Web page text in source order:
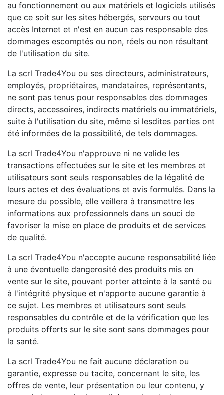
au fonctionnement ou aux matériels et logiciels utilisés
que ce soit sur les sites hébergés, serveurs ou tout
accès Internet et n'est en aucun cas responsable des
dommages escomptés ou non, réels ou non résultant
de l'utilisation du site.
La scrl Trade4You ou ses directeurs, administrateurs,
employés, propriétaires, mandataires, représentants,
ne sont pas tenus pour responsables des dommages
directs, accessoires, indirects matériels ou immatériels,
suite à l'utilisation du site, même si lesdites parties ont
été informées de la possibilité, de tels dommages.
La scrl Trade4You n'approuve ni ne valide les
transactions effectuées sur le site et les membres et
utilisateurs sont seuls responsables de la légalité de
leurs actes et des évaluations et avis formulés. Dans la
mesure du possible, elle veillera à transmettre les
informations aux professionnels dans un souci de
favoriser la mise en place de produits et de services
de qualité.
La scrl Trade4You n'accepte aucune responsabilité liée
à une éventuelle dangerosité des produits mis en
vente sur le site, pouvant porter atteinte à la santé ou
à l'intégrité physique et n'apporte aucune garantie à
ce sujet. Les membres et utilisateurs sont seuls
responsables du contrôle et de la vérification que les
produits offerts sur le site sont sans dommages pour
la santé.
La scrl Trade4You ne fait aucune déclaration ou
garantie, expresse ou tacite, concernant le site, les
offres de vente, leur présentation ou leur contenu, y